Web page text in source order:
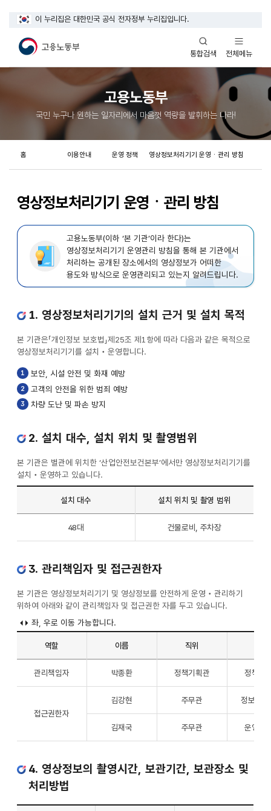
이 누리집은 대한민국 공식 전자정부 누리집입니다.
통합검색
열기
전체메뉴
열기
고용노동부
국민 누구나 원하는 일자리에서 마음껏 역량을 발휘하는 나라!
영상정보처리기기 운영ㆍ관리 방침
홈 이용안내 운영 정책 영상정보처리기기 운영ㆍ관리 방침
고용노동부(이하 ‘본 기관’이라 한다)는
영상정보처리기기 운영관리 방침을 통해 본 기관에서
처리하는 공개된 장소에서의 영상정보가 어떠한
용도와 방식으로 운영관리되고 있는지 알려드립니다.
1. 영상정보처리기기의 설치 근거 및 설치 목적
본 기관은「개인정보 보호법」제25조 제1항에 따라 다음과 같은 목적으로
영상정보처리기기를 설치‧운영합니다.
1 보안, 시설 안전 및 화재 예방
2 고객의 안전을 위한 범죄 예방
3 차량 도난 및 파손 방지
2. 설치 대수, 설치 위치 및 촬영범위
본 기관은 별관에 위치한 ‘산업안전보건본부’에서만 영상정보처리기기를
설치‧운영하고 있습니다.
설치
및
리스트입니다.
설치
설치
범위로
나누어져
설치 대수 설치 위치 및 촬영 범위
48대 건물로비, 주차장
3. 관리책임자 및 접근권한자
본 기관은 영상정보처리기기 및 영상정보를 안전하게 운영‧관리하기
위하여 아래와 같이 관리책임자 및 접근권한 자를 두고 있습니다.
접근권한자
연락처로
나누어져
있습니다.
역할 이름 직위
관리책임자 박종환 정책기획관 정책기
접근권한자
김강현 주무관 정보화기
김재국 주무관 운영지
4. 영상정보의 촬영시간, 보관기간, 보관장소 및
처리방법